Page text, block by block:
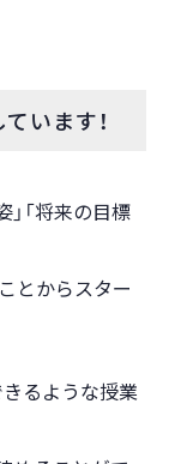
います！
「将来の目標
とからスター
るような授業